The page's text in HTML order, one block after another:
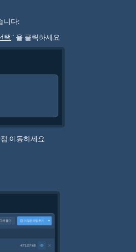
니다:
택" 을 클릭하세요
이동하세요